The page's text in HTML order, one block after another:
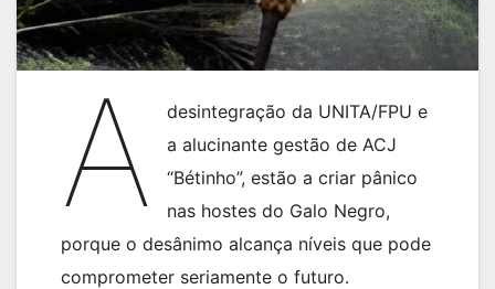
A
desintegração da UNITA/FPU e
a alucinante gestão de ACJ
“Bétinho”, estão a criar pânico
nas hostes do Galo Negro,
porque o desânimo alcança níveis que pode
comprometer seriamente o futuro.